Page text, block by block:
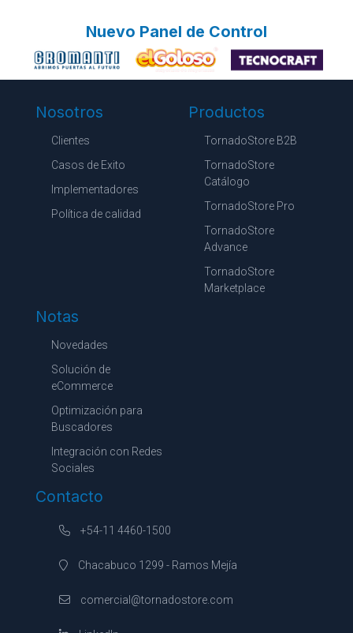
Nuevo Panel de Control
Nosotros
Clientes
Casos de Exito
Implementadores
Política de calidad
Productos
TornadoStore B2B
TornadoStore
Catálogo
TornadoStore Pro
TornadoStore
Advance
TornadoStore
Marketplace
Notas
Novedades
Solución de
eCommerce
Optimización para
Buscadores
Integración con Redes
Sociales
Contacto
+54-11 4460-1500
Chacabuco 1299 - Ramos Mejía
comercial@tornadostore.com